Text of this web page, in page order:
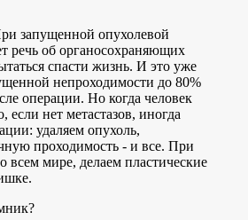
запущенной опухолевой
речь об органосохраняющих
спасти жизнь. И это уже
непроходимости до 80%
операции. Но когда человек
если нет метастазов, иногда
удаляем опухоль,
проходимость - и все. При
всем мире, делаем пластические